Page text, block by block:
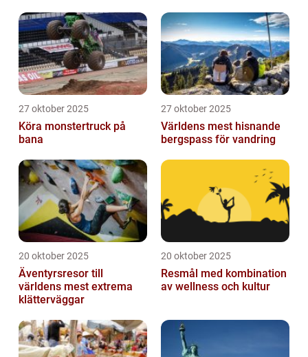
27 oktober 2025
Köra monstertruck på
bana
27 oktober 2025
Världens mest hisnande
bergspass för vandring
20 oktober 2025
Äventyrsresor till
världens mest extrema
klätterväggar
20 oktober 2025
Resmål med kombination
av wellness och kultur